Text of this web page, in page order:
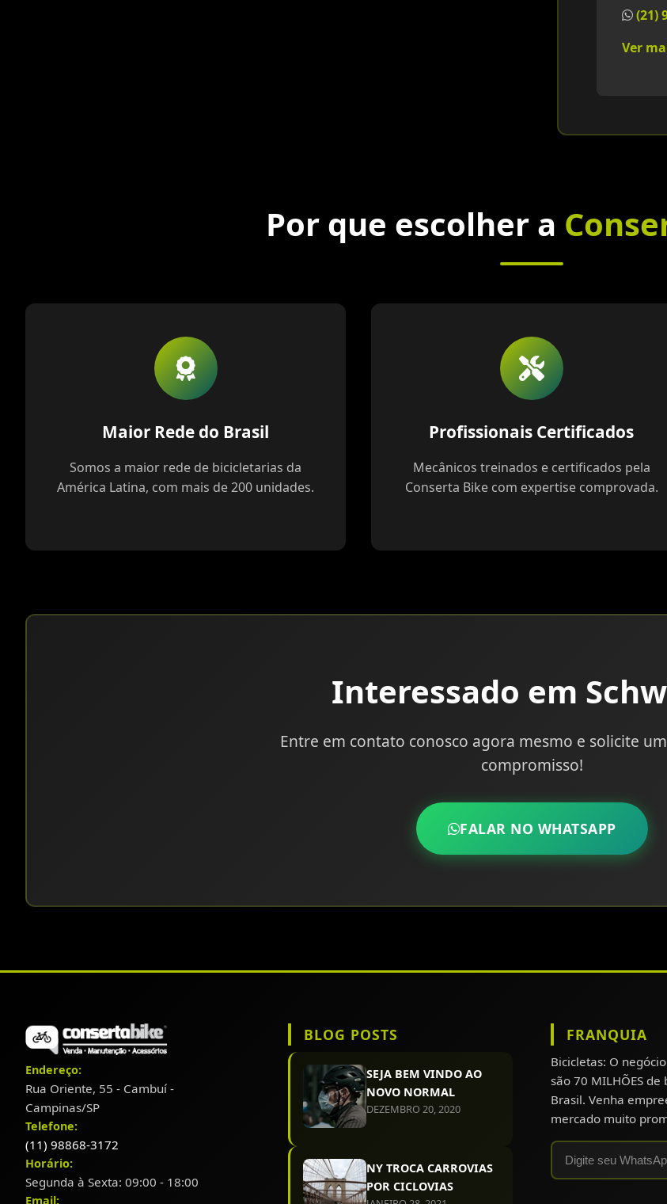
(21)
Ver
Por que escolher a
Maior Rede do Brasil
Somos a maior rede de bicicletarias da
América Latina, com mais de 200 unidades.
Profissionais Certificados
Mecânicos treinados e certificados pela
Conserta Bike com expertise comprovada.
Interessado em
Entre em contato conosco agora mesmo e solicite
compromisso!
FALAR NO WHATSAPP
Endereço:
Rua Oriente, 55 - Cambuí -
Campinas/SP
Telefone:
(11) 98868-3172
Horário:
Segunda à Sexta: 09:00 - 18:00
Email:
BLOG POSTS
SEJA BEM VINDO AO
NOVO NORMAL
DEZEMBRO 20, 2020
NY TROCA CARROVIAS
POR CICLOVIAS
FRANQUIA
Bicicletas: O
são 70 MILHÕES
Brasil. Venha
mercado muito